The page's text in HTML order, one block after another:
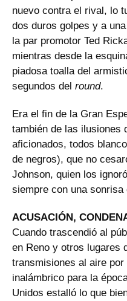
nuevo contra el rival, lo
dos duros golpes y a
la par promotor Ted
mientras desde la
piadosa toalla del
segundos del round.
Era el fin de la Gran
también de las ilusiones
aficionados, todos
de negros), que no
Johnson, quien los
siempre con una sonrisa
ACUSACIÓN,
Cuando trascendió al
en Reno y otros lugares
transmisiones al aire
inalámbrico para la
Unidos estalló lo que